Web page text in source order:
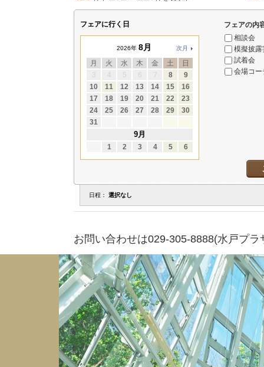
フェアに行く日
次月
2026年 8月
月 火 水 木 金 土
日
3
5 6 7 8
9
10
11 12 13 14 15
16
17
18 19 20 21 22
23
24
25 26 27 28 29
30
31
9月
1
2 3 4 5 6
フェアの内
相談会
模擬披露
試着会
会場コー
日程： 選択なし
お問い合わせは029-305-8888(水戸プ